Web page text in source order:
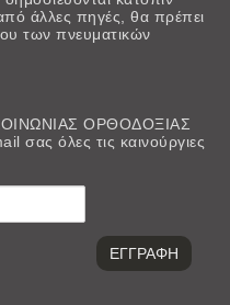
άλλες πηγές, θα πρέπει
των πνευματικών
ΚΟΙΝΩΝΙΑΣ ΟΡΘΟΔΟΞΙΑΣ
σας όλες τις καινούργιες